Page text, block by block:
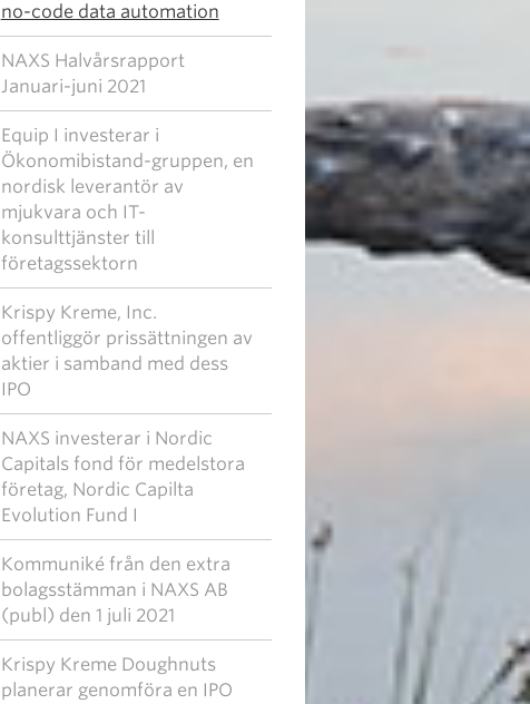
no-code data automation
NAXS Halvårsrapport
Januari-juni 2021
Equip I investerar i
Ökonomibistand-gruppen, en
nordisk leverantör av
mjukvara och IT-
konsulttjänster till
företagssektorn
Krispy Kreme, Inc.
offentliggör prissättningen av
aktier i samband med dess
IPO
NAXS investerar i Nordic
Capitals fond för medelstora
företag, Nordic Capilta
Evolution Fund I
Kommuniké från den extra
bolagsstämman i NAXS AB
(publ) den 1 juli 2021
Krispy Kreme Doughnuts
planerar genomföra en IPO